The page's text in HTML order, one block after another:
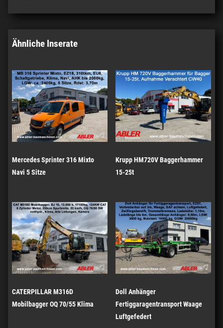
Ähnliche Inserate
Mercedes Sprinter 316 Mixto
Navi 5 Sitze
Krupp HM720V Baggerhammer
15-25t
CATERPILLAR M316D
Mobilbagger OQ 70/55 Klima
Doll Anhänger
Fertiggaragentransport Waage
Luftgefedert